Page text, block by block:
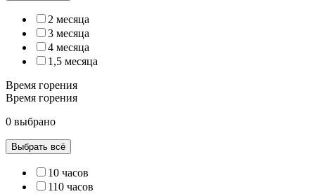
2 месяца
3 месяца
4 месяца
1,5 месяца
Время горения
Время горения
0 выбрано
Выбрать всё
10 часов
110 часов